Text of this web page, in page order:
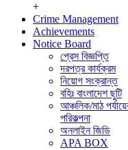
+
Crime Management
Achievements
Notice Board
প্রেস বিজ্ঞপ্তি
দরপত্র কার্যক্রম
নিয়োগ সংক্রান্ত
বহিঃ বাংলাদেশ ছুটি
আঞ্চলিক/মাঠ
পরিকল্পনা
অনলাইন জিডি
APA BOX